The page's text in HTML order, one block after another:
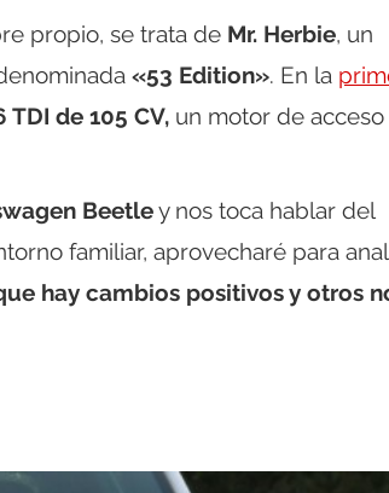
propio, se trata de Mr. Herbie, un
«53 Edition». En la
TDI de 105 CV, un motor de acceso
Beetley nos toca hablar del
familiar, aprovecharé para
hay cambios positivos y otros